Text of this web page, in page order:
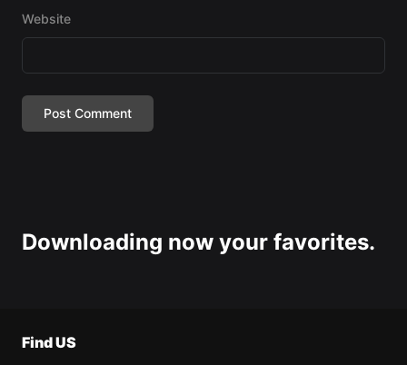
Website
Downloading now your favorites.
Find US